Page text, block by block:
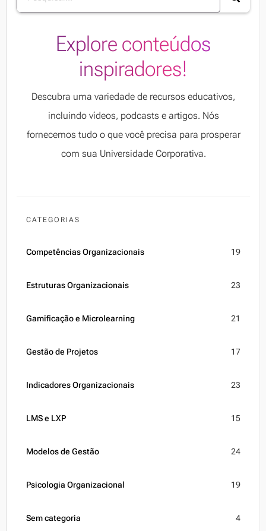
Explore conteúdos
inspiradores!
Descubra uma variedade de recursos educativos,
incluindo vídeos, podcasts e artigos. Nós
fornecemos tudo o que você precisa para prosperar
com sua Universidade Corporativa.
CATEGORIAS
Competências Organizacionais 19
Estruturas Organizacionais 23
Gamificação e Microlearning 21
Gestão de Projetos 17
Indicadores Organizacionais 23
LMS e LXP 15
Modelos de Gestão 24
Psicologia Organizacional 19
Sem categoria 4